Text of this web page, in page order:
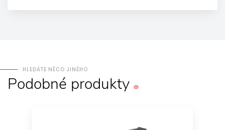
HLEDÁTE NĚCO JINÉHO
Podobné produkty